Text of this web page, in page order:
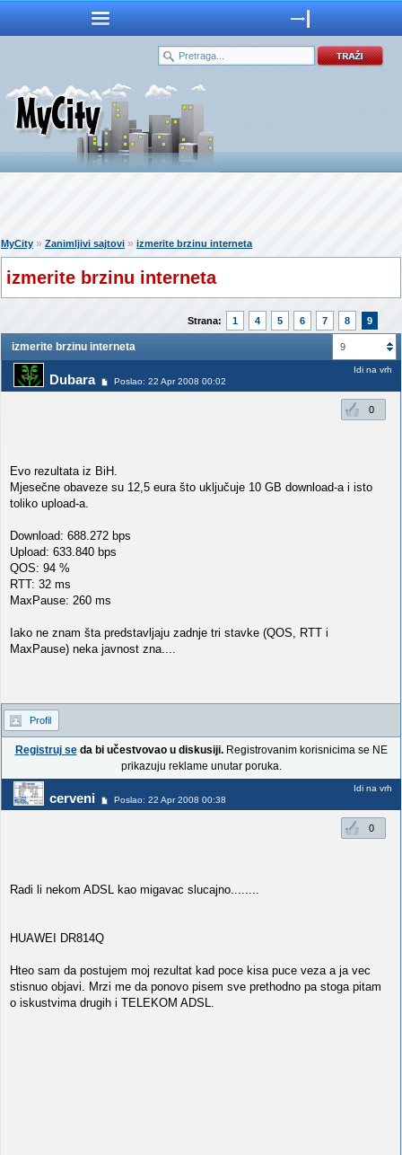
MyCity » Zanimljivi sajtovi » izmerite brzinu interneta
izmerite brzinu interneta
Strana: 1 4 5 6 7 8 9
9
izmerite brzinu interneta
Dubara Poslao: 22 Apr 2008 00:02
Idi na vrh
0
Evo rezultata iz BiH.
Mjesečne obaveze su 12,5 eura što uključuje 10 GB download-a i isto
toliko upload-a.
Download: 688.272 bps
Upload: 633.840 bps
QOS: 94 %
RTT: 32 ms
MaxPause: 260 ms
Iako ne znam šta predstavljaju zadnje tri stavke (QOS, RTT i
MaxPause) neka javnost zna....
Profil
Registruj seda bi učestvovao u diskusiji.Registrovanim korisnicima se NE
prikazuju reklame unutar poruka.
cerveni Poslao: 22 Apr 2008 00:38
Idi na vrh
0
Radi li nekom ADSL kao migavac slucajno........
HUAWEI DR814Q
Hteo sam da postujem moj rezultat kad poce kisa puce veza a ja vec
stisnuo objavi. Mrzi me da ponovo pisem sve prethodno pa stoga pitam
o iskustvima drugih i TELEKOM ADSL.